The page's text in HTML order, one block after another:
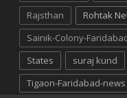
Rajsthan
Rohtak
Sainik-Colony-
States
suraj kund
Tigaon-Faridabad-news